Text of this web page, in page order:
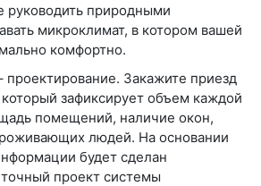
руководить природными
микроклимат, в котором вашей
комфортно.
проектирование. Закажите приезд
зафиксирует объем каждой
помещений, наличие окон,
людей. На основании
будет сделан
проект системы